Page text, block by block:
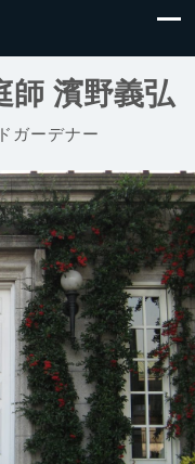
師 濱野義弘
ガーデナー